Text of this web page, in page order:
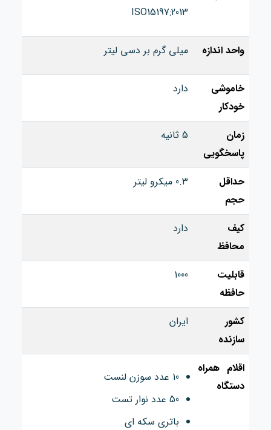
ISO15197:2013
واحد اندازه میلی گرم بر دسی لیتر
خاموشی
خودکار
دارد
زمان
پاسخگویی
5 ثانیه
حداقل
حجم
0.3 میکرو لیتر
کیف
محافظ
دارد
قابلیت
حافظه
1000
کشور
سازنده
ایران
اقلام همراه
دستگاه
10 عدد سوزن لنست
50 عدد نوار تست
باتری سکه ای